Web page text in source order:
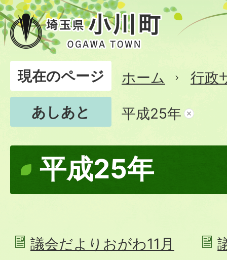
現在のページ ホーム
行政
あしあと
平成25年
平成25年
議会だよりおがわ11月